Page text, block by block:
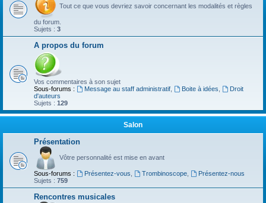
Tout ce que vous devriez savoir concernant les modalités et règles
du forum.
Sujets : 3
A propos du forum
Vos commentaires à son sujet
Sous-forums :
Message au staff administratif, Boite à idées
Droit
d'auteurs
Sujets : 129
Salon
Présentation
Vôtre personnalité est mise en avant
Sous-forums : Présentez-vous Trombinoscope,
Présentez-nous
Sujets : 759
Rencontres musicales